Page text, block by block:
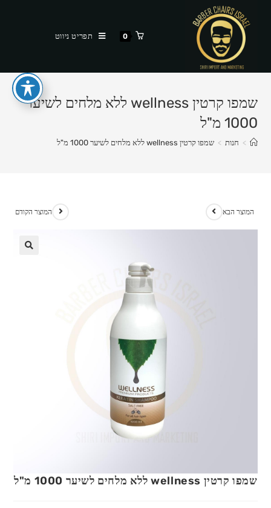
content
0 תפריט ניווט
שמפו קרטין wellness ללא מלחים לשיער
1000 מ"ל
> חנות > שמפו קרטין wellness ללא מלחים לשיער 1000 מ"ל
המוצר הקודם המוצר הבא
שמפו קרטין wellness ללא מלחים לשיער 1000 מ"ל